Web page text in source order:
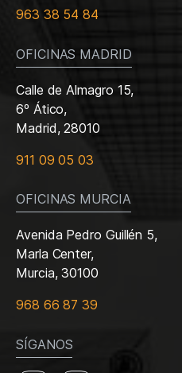
963 38 54 84
OFICINAS MADRID
Calle de Almagro 15,
6º Ático,
Madrid, 28010
911 09 05 03
OFICINAS MURCIA
Avenida Pedro Guillén 5,
Marla Center,
Murcia, 30100
968 66 87 39
SÍGANOS